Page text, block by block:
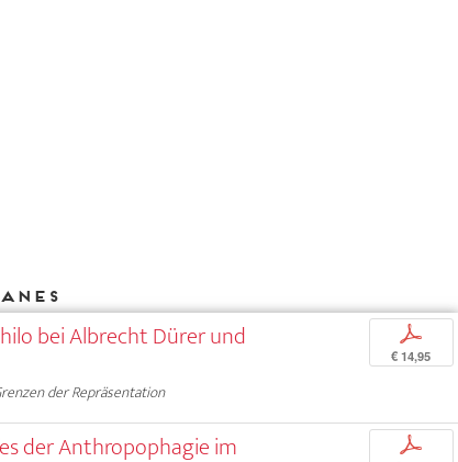
bei Albrecht Dürer und
der Repräsentation
p
€ 14,95
der Anthropophagie im p